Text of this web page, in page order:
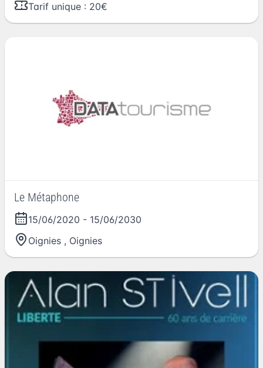
Tarif unique : 20€
Le Métaphone
15/06/2020 - 15/06/2030
Oignies , Oignies